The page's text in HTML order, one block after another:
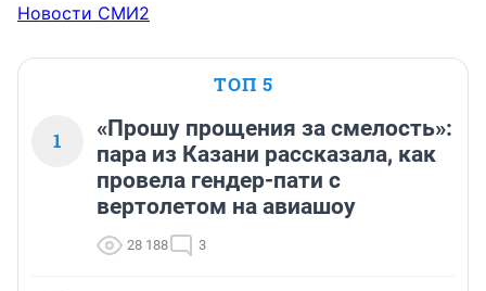
Новости СМИ2
ТОП 5
1
«Прошу прощения за смелость»:
пара из Казани рассказала, как
провела гендер-пати с
вертолетом на авиашоу
28 188 3